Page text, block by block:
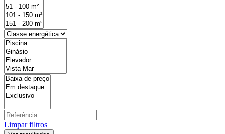
Limpar filtros